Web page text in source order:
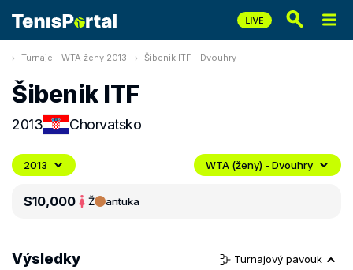
Turnaje - WTA ženy 2013 Šibenik ITF - Dvouhry
Šibenik ITF
2013 Chorvatsko
2013 WTA (ženy) - Dvouhry
$10,000 Ž antuka
Výsledky Turnajový pavouk